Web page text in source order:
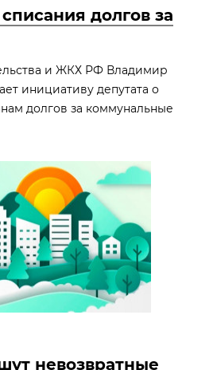
долгов за
и ЖКХ РФ Владимир
инициативу депутата о
долгов за коммунальные
невозвратные